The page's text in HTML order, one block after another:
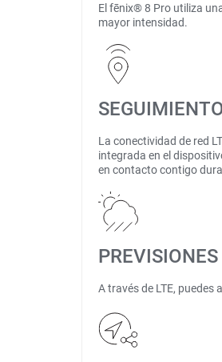
El fēnix® 8 Pro utiliza
mayor intensidad.
La conectividad de red
integrada en el
en contacto contigo
A través de LTE,